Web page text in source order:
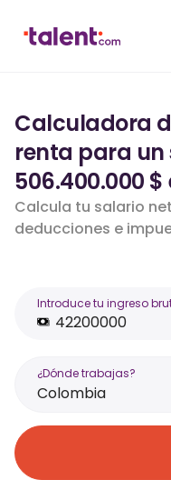
Calculadora
renta para un
506.400.000
Calcula tu salario
deducciones e
Introduce tu ingreso
¿Dónde trabajas?
Colombia